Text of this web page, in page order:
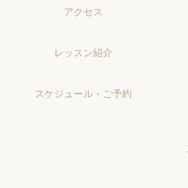
アクセス
レッスン紹介
スケジュール・ご予約